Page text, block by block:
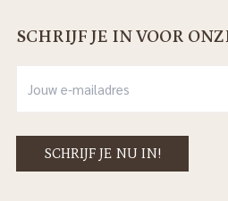
SCHRIJF JE IN VOOR